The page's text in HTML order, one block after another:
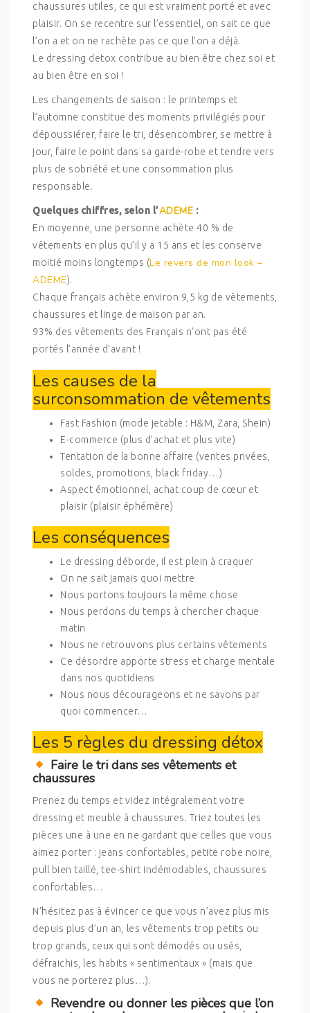
chaussures utiles, ce qui est vraiment porté et avec
plaisir. On se recentre sur l’essentiel, on sait ce que
l’on a et on ne rachète pas ce que l’on a déjà.
Le dressing detox contribue au bien être chez soi et
au bien être en soi !
Les changements de saison : le printemps et
l’automne constitue des moments privilégiés pour
dépoussiérer, faire le tri, désencombrer, se mettre à
jour, faire le point dans sa garde-robe et tendre vers
plus de sobriété et une consommation plus
responsable.
Quelques chiffres, selon l’ADEME :
En moyenne, une personne achète 40 % de
vêtements en plus qu’il y a 15 ans et les conserve
moitié moins longtemps (Le revers de mon look –
ADEME).
Chaque français achète environ 9,5 kg de vêtements,
chaussures et linge de maison par an.
93% des vêtements des Français n’ont pas été
portés l’année d’avant !
Les causes de la
surconsommation de vêtements
Fast Fashion (mode jetable : H&M, Zara, Shein)
E-commerce (plus d’achat et plus vite)
Tentation de la bonne affaire (ventes privées,
soldes, promotions, black friday…)
Aspect émotionnel, achat coup de cœur et
plaisir (plaisir éphémère)
Les conséquences
Le dressing déborde, il est plein à craquer
On ne sait jamais quoi mettre
Nous portons toujours la même chose
Nous perdons du temps à chercher chaque
matin
Nous ne retrouvons plus certains vêtements
Ce désordre apporte stress et charge mentale
dans nos quotidiens
Nous nous décourageons et ne savons par
quoi commencer…
Les 5 règles du dressing détox
Faire le tri dans ses vêtements et
chaussures
Prenez du temps et videz intégralement votre
dressing et meuble à chaussures. Triez toutes les
pièces une à une en ne gardant que celles que vous
aimez porter : jeans confortables, petite robe noire,
pull bien taillé, tee-shirt indémodables, chaussures
confortables…
N’hésitez pas à évincer ce que vous n’avez plus mis
depuis plus d’un an, les vêtements trop petits ou
trop grands, ceux qui sont démodés ou usés,
défraichis, les habits « sentimentaux » (mais que
vous ne porterez plus…).
Revendre ou donner les pièces que l’on